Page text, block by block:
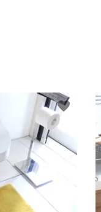
favorite